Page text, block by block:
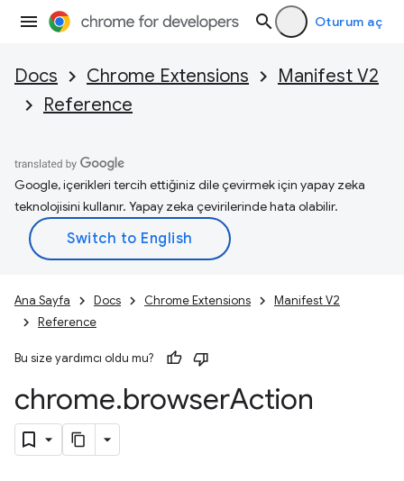
Oturum aç
Docs Chrome Extensions
Manifest V2
Reference
Google, içerikleri tercih ettiğiniz dile çevirmek için yapay zeka
teknolojisini kullanır. Yapay zeka çevirilerinde hata olabilir.
Ana Sayfa Docs Chrome Extensions
Manifest V2
Reference
Bu size yardımcı oldu mu?
chrome.browserAction